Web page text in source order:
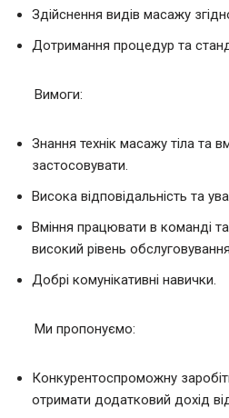
Здійснення видів масажу
Дотримання процедур та
Вимоги:
Знання технік масажу тіла та
застосовувати.
Висока відповідальність та
Вміння працювати в команді
високий рівень
Добрі комунікативні навички.
Ми пропонуємо:
Конкурентоспроможну
отримати додатковий дохід